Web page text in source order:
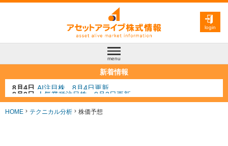
login
menu
新着情報
8月3日 人気業種注目株 8月3日更新
8月2日 金融注目株 8月2日更新
7月29日 日経225シグナル点灯
HOME テクニカル分析 株価予想